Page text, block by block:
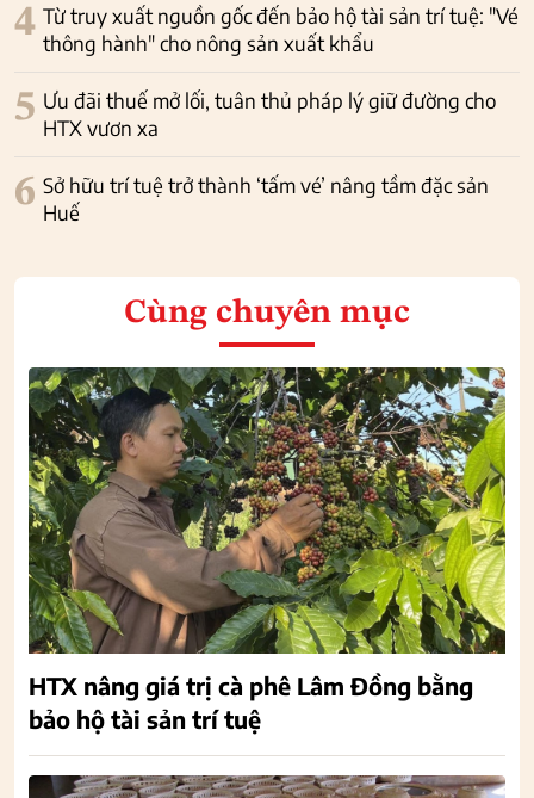
4 Từ truy xuất nguồn gốc đến bảo hộ tài sản trí tuệ: "Vé
thông hành" cho nông sản xuất khẩu
5 Ưu đãi thuế mở lối, tuân thủ pháp lý giữ đường cho
HTX vươn xa
6 Sở hữu trí tuệ trở thành ‘tấm vé’ nâng tầm đặc sản
Huế
Cùng chuyên mục
HTX nâng giá trị cà phê Lâm Đồng bằng
bảo hộ tài sản trí tuệ